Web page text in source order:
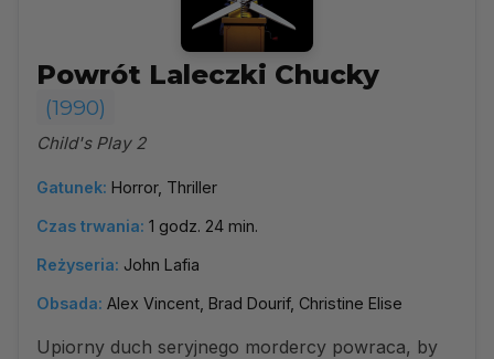
Powrót Laleczki Chucky
(1990)
Child's Play 2
Gatunek: Horror, Thriller
Czas trwania: 1 godz. 24 min.
Reżyseria: John Lafia
Obsada: Alex Vincent, Brad Dourif, Christine Elise
Upiorny duch seryjnego mordercy powraca, by